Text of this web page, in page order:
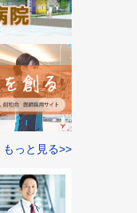
もっと見る>>